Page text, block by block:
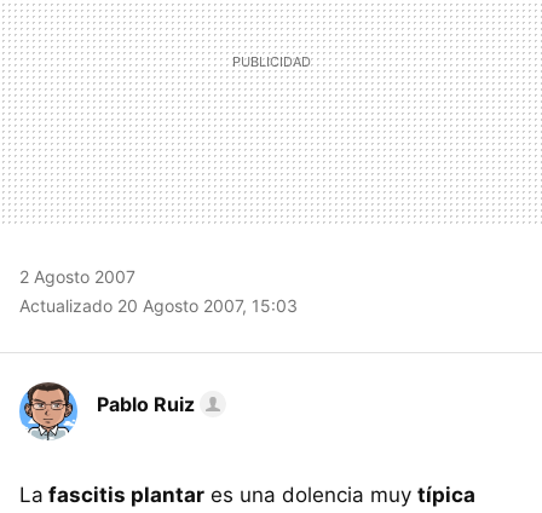
2 Agosto 2007
Actualizado 20 Agosto 2007, 15:03
Pablo Ruiz
La fascitis plantar es una dolencia muy típica